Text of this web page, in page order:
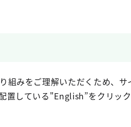
組みをご理解いただくため、
置している"English”をクリッ